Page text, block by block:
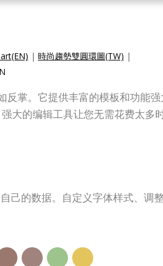
| 時尚趨勢雙圓環圖(TW) |
掌。它提供丰富的模板和功能强
的编辑工具让您无需花费太多
己的数据。自定义字体样式、调